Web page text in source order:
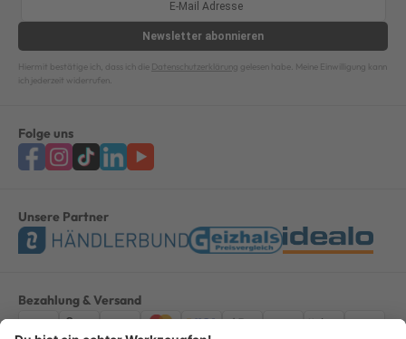
Newsletter abonnieren
Hiermit bestätige ich, dass ich die Datenschutzerklärung gelesen habe. Meine Einwilligung kann
ich jederzeit widerrufen.
Folge uns
Unsere Partner
Bezahlung & Versand